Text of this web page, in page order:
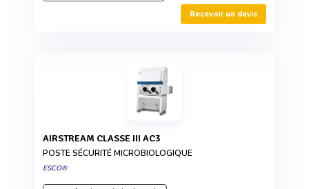
Recevoir un devis
AIRSTREAM CLASSE III AC3
POSTE SÉCURITÉ MICROBIOLOGIQUE
ESCO®